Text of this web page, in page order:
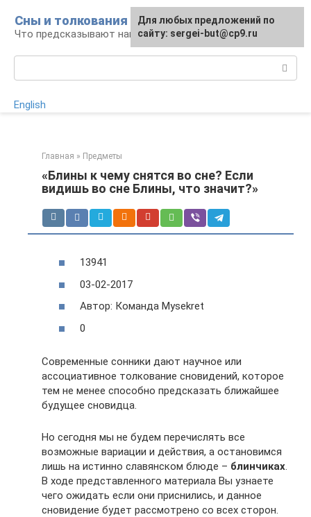
контенту
Сны и толкования
Что предсказывают нам наши сны
English
Главная » Предметы
«Блины к чему снятся во сне? Если
видишь во сне Блины, что значит?»
13941
03-02-2017
Автор: Команда Mysekret
0
Современные сонники дают научное или
ассоциативное толкование сновидений, которое
тем не менее способно предсказать ближайшее
будущее сновидца.
Но сегодня мы не будем перечислять все
возможные вариации и действия, а остановимся
лишь на истинно славянском блюде – блинчиках
В ходе представленного материала Вы узнаете
чего ожидать если они приснились, и данное
сновидение будет рассмотрено со всех сторон.
Для любых предложений по
сайту: [email protected]
Для любых предложений по
сайту: sergei-but@cp9.ru